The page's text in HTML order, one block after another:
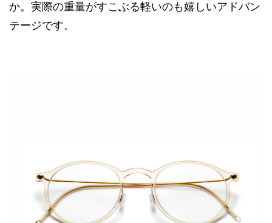
か。実際の重量がすこぶる軽いのも嬉しいアドバン
テージです。